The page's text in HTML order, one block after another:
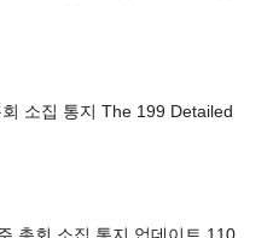
소집 통지 The 199 Detailed